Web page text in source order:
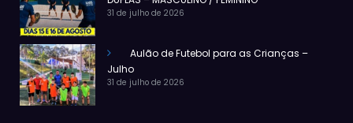
31 de julho de 2026
Aulão de Futebol para as Crianças –
Julho
31 de julho de 2026